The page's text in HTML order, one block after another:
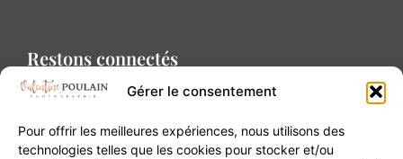
Gérer le consentement
Pour offrir les meilleures expériences, nous utilisons des
technologies telles que les cookies pour stocker et/ou
Restons connectés